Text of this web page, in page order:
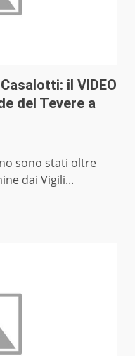
il VIDEO
del Tevere a
sono stati oltre
dai Vigili...